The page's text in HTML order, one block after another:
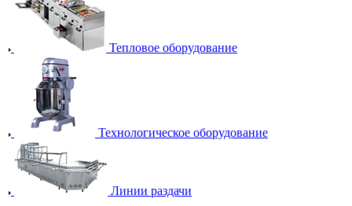
Тепловое оборудование
Технологическое оборудование
Линии раздачи